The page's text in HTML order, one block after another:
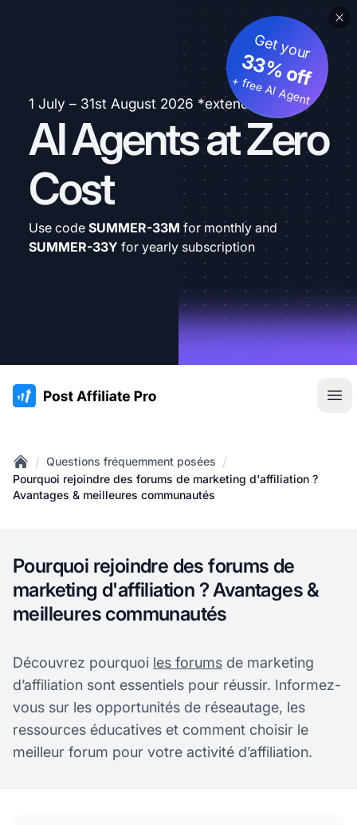
1 July – 31st August 2026 *extended
AI Agents at Zero
Cost
Get your
33% off
+ free AI Agent
Use code SUMMER-33M for monthly and
SUMMER-33Y for yearly subscription
:site.title
Home
/ Questions fréquemment posées /
Pourquoi rejoindre des forums de marketing d'affiliation ?
Avantages & meilleures communautés
Pourquoi rejoindre des forums de
marketing d'affiliation ? Avantages &
meilleures communautés
Découvrez pourquoi les forums de marketing
d’affiliation sont essentiels pour réussir. Informez-
vous sur les opportunités de réseautage, les
ressources éducatives et comment choisir le
meilleur forum pour votre activité d’affiliation.